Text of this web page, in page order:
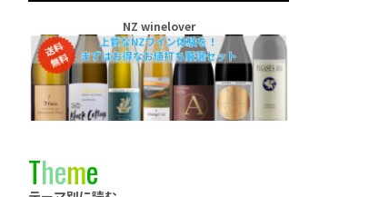
NZ winelover
Theme